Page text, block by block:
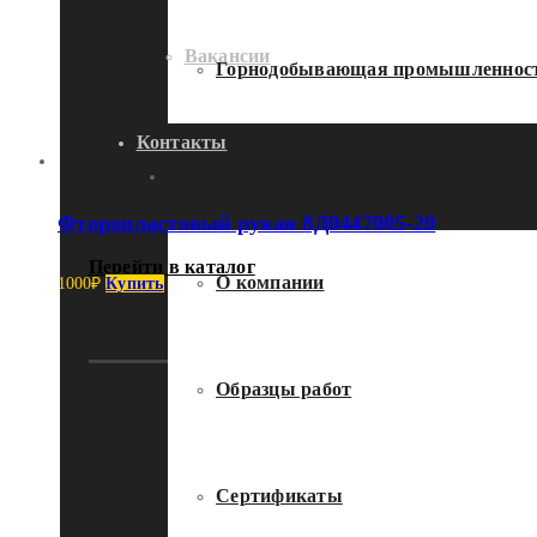
Вакансии
Контакты
Перейти в каталог
Горнодобывающая
О компании
Образцы работ
Сертификаты
Фторопластовый рукав 8Д0447005-20
1000₽ Купить